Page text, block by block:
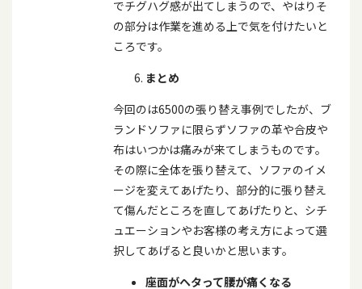
でチグハグ感が出てしまうので、やはりそ
の部分は作業を進める上で気を付けたいと
ころです。
まとめ
今回のは6500の張り替え事例でしたが、ブ
ランドソファに限らずソファの革や合皮や
布はいつかは痛みが来てしまうものです。
その際に全体を張り替えて、ソファのイメ
ージを変えてあげたり、部分的に張り替え
て傷んだところを直してあげたりと、シチ
ュエーションやお客様の考え方によって選
択してあげると良いかと思います。
座面がヘタって腰が痛くなる